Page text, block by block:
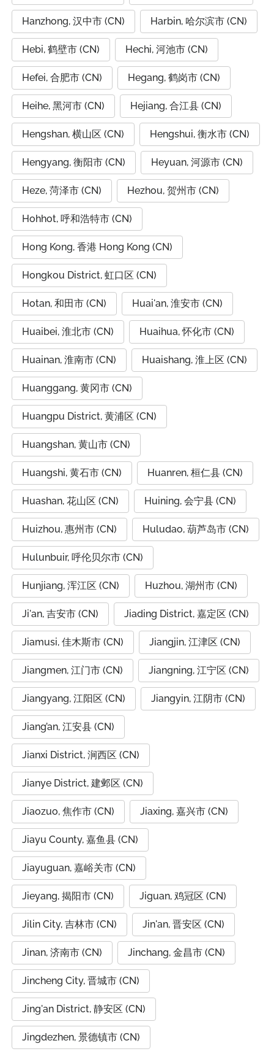
Hanzhong, 汉中市 (CN) Harbin, 哈尔滨市 (CN)
Hebi, 鹤壁市 (CN) Hechi, 河池市 (CN)
Hefei, 合肥市 (CN) Hegang, 鹤岗市 (CN)
Heihe, 黑河市 (CN) Hejiang, 合江县 (CN)
Hengshan, 横山区 (CN) Hengshui, 衡水市 (CN)
Hengyang, 衡阳市 (CN) Heyuan, 河源市 (CN)
Heze, 菏泽市 (CN) Hezhou, 贺州市 (CN)
Hohhot, 呼和浩特市 (CN)
Hong Kong, 香港 Hong Kong (CN)
Hongkou District, 虹口区 (CN)
Hotan, 和田市 (CN) Huai'an, 淮安市 (CN)
Huaibei, 淮北市 (CN) Huaihua, 怀化市 (CN)
Huainan, 淮南市 (CN) Huaishang, 淮上区 (CN)
Huanggang, 黄冈市 (CN)
Huangpu District, 黄浦区 (CN)
Huangshan, 黄山市 (CN)
Huangshi, 黄石市 (CN) Huanren, 桓仁县 (CN)
Huashan, 花山区 (CN) Huining, 会宁县 (CN)
Huizhou, 惠州市 (CN) Huludao, 葫芦岛市 (CN)
Hulunbuir, 呼伦贝尔市 (CN)
Hunjiang, 浑江区 (CN) Huzhou, 湖州市 (CN)
Ji'an, 吉安市 (CN) Jiading District, 嘉定区 (CN)
Jiamusi, 佳木斯市 (CN) Jiangjin, 江津区 (CN)
Jiangmen, 江门市 (CN) Jiangning, 江宁区 (CN)
Jiangyang, 江阳区 (CN) Jiangyin, 江阴市 (CN)
Jiang’an, 江安县 (CN)
Jianxi District, 涧西区 (CN)
Jianye District, 建邺区 (CN)
Jiaozuo, 焦作市 (CN) Jiaxing, 嘉兴市 (CN)
Jiayu County, 嘉鱼县 (CN)
Jiayuguan, 嘉峪关市 (CN)
Jieyang, 揭阳市 (CN) Jiguan, 鸡冠区 (CN)
Jilin City, 吉林市 (CN) Jin'an, 晋安区 (CN)
Jinan, 济南市 (CN) Jinchang, 金昌市 (CN)
Jincheng City, 晋城市 (CN)
Jing'an District, 静安区 (CN)
Jingdezhen, 景德镇市 (CN)